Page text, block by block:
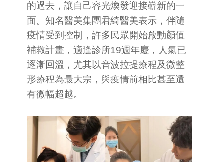
的過去，讓自己容光煥發迎接嶄新的一
面。知名醫美集團君綺醫美表示，伴隨
疫情受到控制，許多民眾開始啟動顏值
補救計畫，適逢診所19週年慶，人氣已
逐漸回溫，尤其以音波拉提療程及微整
形療程為最大宗，與疫情前相比甚至還
有微幅超越。